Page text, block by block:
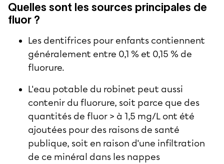
Quelles sont les sources principales de
fluor ?
Les dentifrices pour enfants contiennent
généralement entre 0,1 % et 0,15 % de
fluorure.
L'eau potable du robinet peut aussi
contenir du fluorure, soit parce que des
quantités de fluor > à 1,5 mg/L ont été
ajoutées pour des raisons de santé
publique, soit en raison d'une infiltration
de ce minéral dans les nappes